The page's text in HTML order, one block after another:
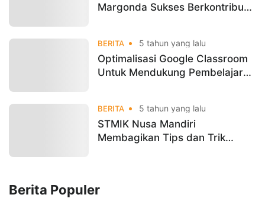
Margonda Sukses Berkontribusi
BERITA 5 tahun yang lalu
Optimalisasi Google Classroom
Untuk Mendukung Pembelajaran
BERITA 5 tahun yang lalu
STMIK Nusa Mandiri
Membagikan Tips dan Trik
Berita Populer